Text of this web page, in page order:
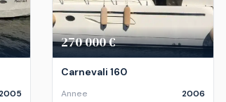
2005
270 000 €
Carnevali 160
Annee
2006